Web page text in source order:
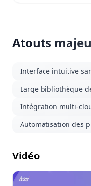
Atouts
Interface intuitive
Large bibliothèque
Intégration multi-
Automatisation des
Vidéo